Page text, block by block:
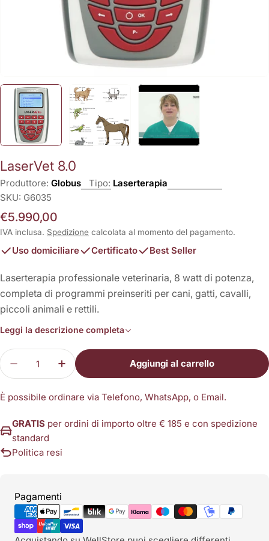
LaserVet 8.0
Produttore: Globus Tipo: Laserterapia
SKU: G6035
Prezzo
normale
€5.990,00
IVA inclusa. Spedizione calcolata al momento del pagamento.
Uso domiciliare Certificato Best Seller
Laserterapia professionale veterinaria, 8 watt di potenza,
completa di programmi preinseriti per cani, gatti, cavalli,
piccoli animali e rettili.
Leggi la descrizione completa
Quantità
Diminuisci la quantità per LaserVet 8.0
Aumenta la quantità per LaserVet 8.0
Aggiungi al carrello
È possibile ordinare via Telefono, WhatsApp, o Email.
GRATIS per ordini di importo oltre € 185 e con spedizione
standard
Politica resi
Pagamenti
Metodi
di
pagamento